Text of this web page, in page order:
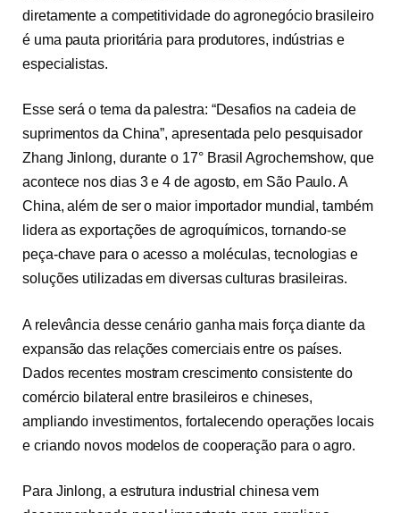
diretamente a competitividade do agronegócio brasileiro
é uma pauta prioritária para produtores, indústrias e
especialistas.
Esse será o tema da palestra: “Desafios na cadeia de
suprimentos da China”, apresentada pelo pesquisador
Zhang Jinlong, durante o 17° Brasil Agrochemshow, que
acontece nos dias 3 e 4 de agosto, em São Paulo. A
China, além de ser o maior importador mundial, também
lidera as exportações de agroquímicos, tornando-se
peça-chave para o acesso a moléculas, tecnologias e
soluções utilizadas em diversas culturas brasileiras.
A relevância desse cenário ganha mais força diante da
expansão das relações comerciais entre os países.
Dados recentes mostram crescimento consistente do
comércio bilateral entre brasileiros e chineses,
ampliando investimentos, fortalecendo operações locais
e criando novos modelos de cooperação para o agro.
Para Jinlong, a estrutura industrial chinesa vem